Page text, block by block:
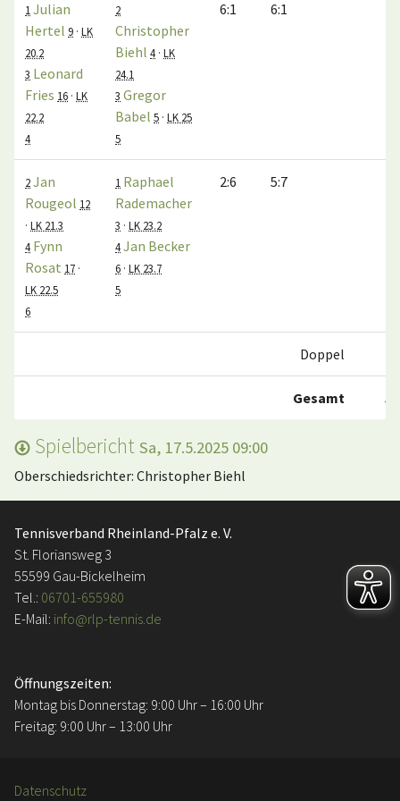
1 Julian
Hertel 9 · LK
20.2
3 Leonard
Fries 16 · LK
22.2
4
2
Christopher
Biehl 4 · LK
24.1
3 Gregor
Babel 5 · LK 25
5
6:1 6:1
2Jan
Rougeol 12
· LK 21.3
4 Fynn
Rosat 17 ·
LK 22.5
6
1 Raphael
Rademacher
3 · LK 23.2
4Jan Becker
6 · LK 23.7
5
2:6 5:7
Doppel
Gesamt
Spielbericht Sa, 17.5.2025 09:00
Oberschiedsrichter: Christopher Biehl
Tennisverband Rheinland-Pfalz e. V.
St. Floriansweg 3
55599 Gau-Bickelheim
Tel.: 06701-655980
E-Mail: info@rlp-tennis.de
Öffnungszeiten:
Montag bis Donnerstag: 9:00 Uhr – 16:00 Uhr
Freitag: 9:00 Uhr – 13:00 Uhr
Datenschutz